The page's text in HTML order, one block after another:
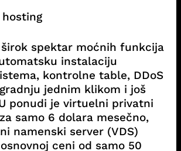
hosting
spektar moćnih funkcija
instalaciju
kontrolne table, DDoS
jednim klikom i još
ponudi je virtuelni privatni
samo 6 dolara mesečno,
namenski server (VDS)
ceni od samo 50